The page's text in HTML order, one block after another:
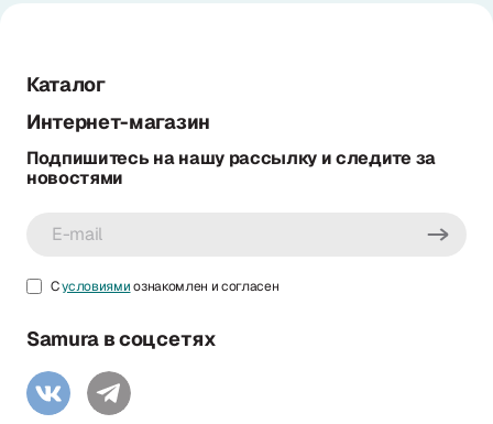
Каталог
Интернет-магазин
Подпишитесь на нашу рассылку и следите за
новостями
Сусловиямиознакомлен и согласен
Samura в соцсетях